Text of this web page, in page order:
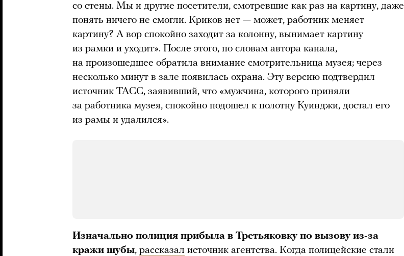
со стены. Мы и другие посетители, смотревшие как раз на картину, даже
понять ничего не смогли. Криков нет — может, работник меняет
картину? А вор спокойно заходит за колонну, вынимает картину
из рамки и уходит». После этого, по словам автора канала,
на произошедшее обратила внимание смотрительница музея; через
несколько минут в зале появилась охрана. Эту версию подтвердил
источник ТАСС, заявивший, что «мужчина, которого приняли
за работника музея, спокойно подошел к полотну Куинджи, достал его
из рамы и удалился».
Изначально полиция прибыла в Третьяковку по вызову из-за
кражи шубы, рассказал источник агентства. Когда полицейские стали